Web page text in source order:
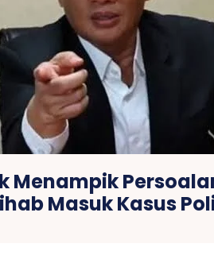
Menampik
Masuk Kasus